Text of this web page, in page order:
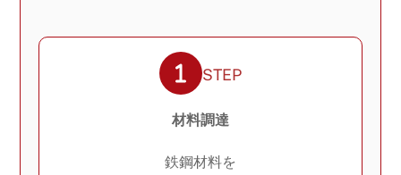
STEP
材料調達
鉄鋼材料を